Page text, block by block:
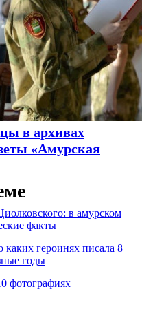
в архивах
«Амурская
в амурском
факты
героинях писала 8
годы
фотографиях